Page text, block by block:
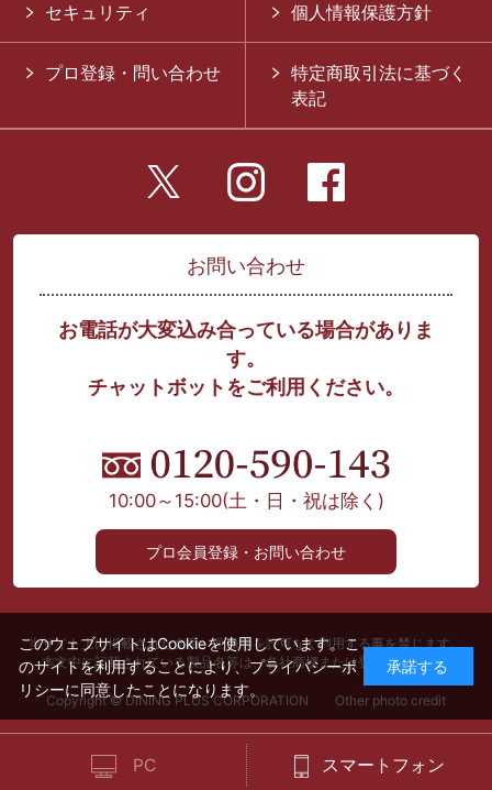
PC スマートフォン
セキュリティ 個人情報保護方針
プロ登録・問い合わせ
特定商取引法に基づく
表記
お問い合わせ
お電話が大変込み合っている場合がありま
す。
チャットボットをご利用ください。
10:00～15:00(土・日・祝は除く)
プロ会員登録・お問い合わせ
当サイト上に掲載された文章、画像等を許可なく利用する事を禁じます。
本文中に記載されている製品名等は、各社商標または登録商標です。
Copyright © DINING PLUS CORPORATION Other photo credit
このウェブサイトはCookieを使用しています。こ
のサイトを利用することにより、プライバシーポ
リシーに同意したことになります。
承諾する